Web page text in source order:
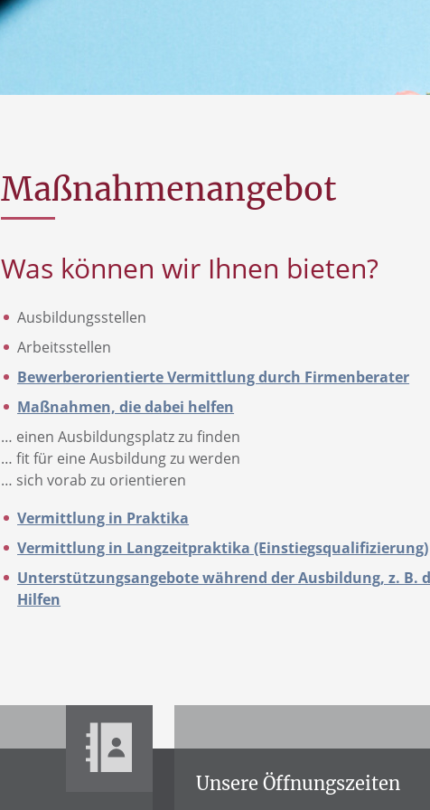
Maßnahmenangebot
Was können wir Ihnen bieten?
Ausbildungsstellen
Arbeitsstellen
Bewerberorientierte Vermittlung durch Firmenberater
Maßnahmen, die dabei helfen
… einen Ausbildungsplatz zu finden
… fit für eine Ausbildung zu werden
… sich vorab zu orientieren
Vermittlung in Praktika
Vermittlung in Langzeitpraktika (Einstiegsqualifizierung)
Unterstützungsangebote während der Ausbildung, z. B.
Hilfen
Unsere Öffnungszeiten